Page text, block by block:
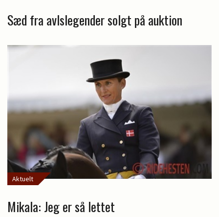
Sæd fra avlslegender solgt på auktion
Aktuelt
Mikala: Jeg er så lettet